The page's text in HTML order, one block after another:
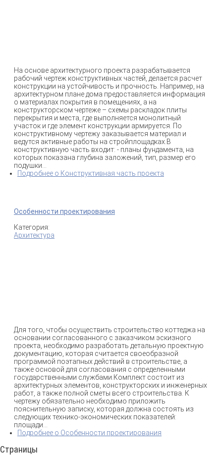
На основе архитектурного проекта разрабатывается
рабочий чертеж конструктивных частей, делается расчет
конструкции на устойчивость и прочность. Например, на
архитектурном плане дома предоставляется информация
о материалах покрытия в помещениях, а на
конструкторском чертеже – схемы раскладок плиты
перекрытия и места, где выполняется монолитный
участок и где элемент конструкции армируется. По
конструктивному чертежу заказывается материал и
ведутся активные работы на стройплощадках.В
конструктивную часть входит: - планы фундамента, на
которых показана глубина заложений, тип, размер его
подушки...
Подробнее о Конструктивная часть проекта
Особенности проектирования
Категория:
Архитектура
Для того, чтобы осуществить строительство коттеджа на
основании согласованного с заказчиком эскизного
проекта, необходимо разработать детальную проектную
документацию, которая считается своеобразной
программой поэтапных действий в строительстве, а
также основой для согласования с определенными
государственными службами.Комплект состоит из
архитектурных элементов, конструкторских и инженерных
работ, а также полной сметы всего строительства. К
чертежу обязательно необходимо приложить
пояснительную записку, которая должна состоять из
следующих технико-экономических показателей:
площади...
Подробнее о Особенности проектирования
Страницы